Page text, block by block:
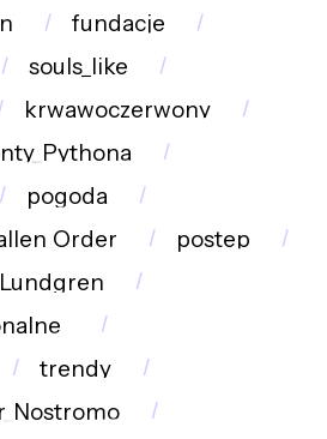
fundacje
souls_like
krwawoczerwony
pogoda
postep
Lundgren
trendy